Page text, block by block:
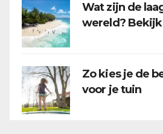
Wat zijn de
wereld? Bekijk
Zo kies je de
voor je tuin